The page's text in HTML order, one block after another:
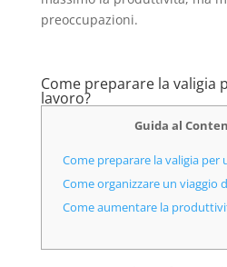
preoccupazioni.
Come preparare la valigia
lavoro?
Guida al
Come preparare la valigia per
Come organizzare un viaggio
Come aumentare la